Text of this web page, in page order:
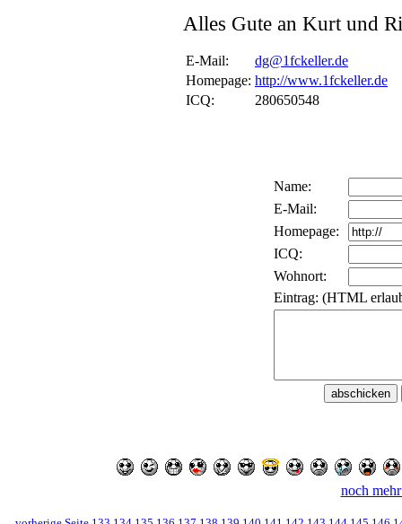
Alles Gute an Kurt und
E-Mail:
dg@1fckeller.de
Homepage: http://www.1fckeller.de
ICQ:
280650548
Name:
E-Mail:
Homepage:
ICQ:
Wohnort:
Eintrag: (HTML
noch